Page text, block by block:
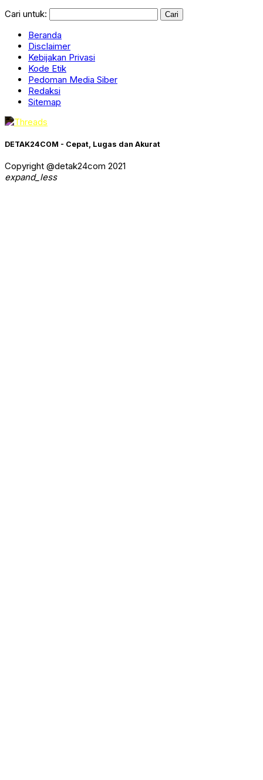
Cari untuk:
Beranda
Disclaimer
Kebijakan Privasi
Kode Etik
Pedoman Media Siber
Redaksi
Sitemap
DETAK24COM - Cepat, Lugas dan Akurat
Copyright @detak24com 2021
expand_less